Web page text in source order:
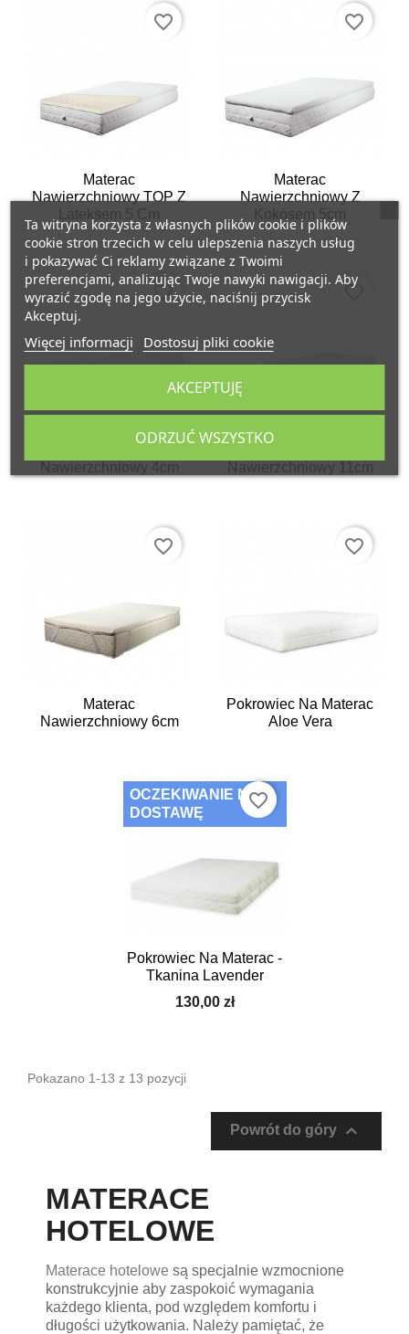
Ta witryna korzysta z własnych plików cookie i plików
cookie stron trzecich w celu ulepszenia naszych usług
i pokazywać Ci reklamy związane z Twoimi
preferencjami, analizując Twoje nawyki nawigacji. Aby
wyrazić zgodę na jego użycie, naciśnij przycisk
Akceptuj.
Więcej informacji Dostosuj pliki cookie
ODRZUĆ WSZYSTKO
AKCEPTUJĘ
Materac
Nawierzchniowy TOP Z
Lateksem 5 Cm
favorite_border
Materac
Nawierzchniowy Z
Kokosem 5cm
favorite_border
Nawierzchniowy 4cm
favorite_border
Nawierzchniowy 11cm
favorite_border
Materac
Nawierzchniowy 6cm
favorite_border
Pokrowiec Na Materac
Aloe Vera
favorite_border
Pokrowiec Na Materac -
Tkanina Lavender
130,00 zł
OCZEKIWANIE NA
DOSTAWĘ
favorite_border
Pokazano 1-13 z 13 pozycji
Powrót do góry 
MATERACE
HOTELOWE
Materace hotelowe są specjalnie wzmocnione
konstrukcyjnie aby zaspokoić wymagania
każdego klienta, pod względem komfortu i
długości użytkowania. Należy pamiętać, że